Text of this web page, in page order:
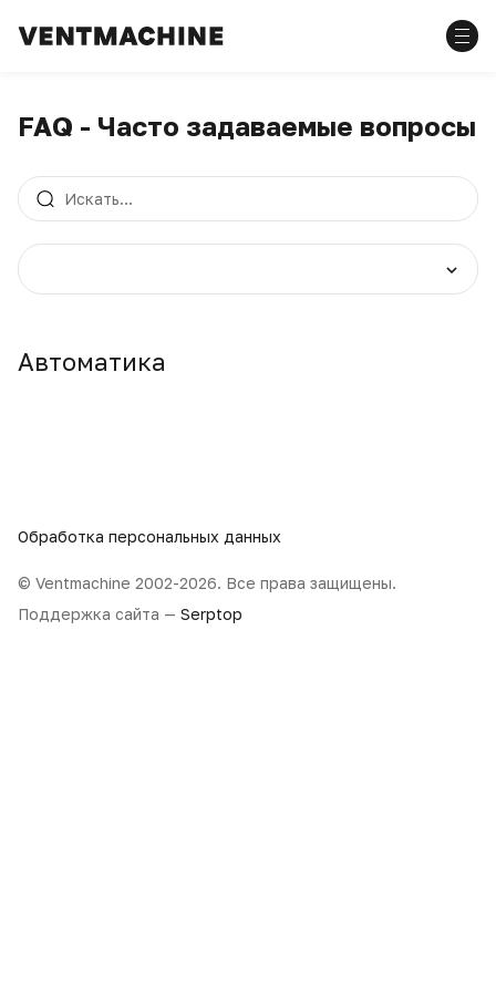
FAQ - Часто задаваемые вопросы
Автоматика
© Ventmachine 2002-2026. Все права защищены.
Обработка персональных данных
Поддержка сайта — Serptop